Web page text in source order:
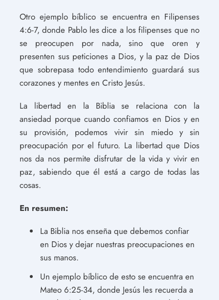
Otro ejemplo bíblico se encuentra en Filipenses
4:6-7, donde Pablo les dice a los filipenses que no
se preocupen por nada, sino que oren y
presenten sus peticiones a Dios, y la paz de Dios
que sobrepasa todo entendimiento guardará sus
corazones y mentes en Cristo Jesús.
La libertad en la Biblia se relaciona con la
ansiedad porque cuando confiamos en Dios y en
su provisión, podemos vivir sin miedo y sin
preocupación por el futuro. La libertad que Dios
nos da nos permite disfrutar de la vida y vivir en
paz, sabiendo que él está a cargo de todas las
cosas.
En resumen:
La Biblia nos enseña que debemos confiar
en Dios y dejar nuestras preocupaciones en
sus manos.
Un ejemplo bíblico de esto se encuentra en
Mateo 6:25-34, donde Jesús les recuerda a